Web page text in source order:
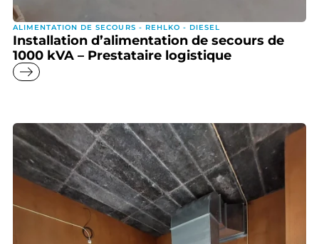
ALIMENTATION DE SECOURS - REHLKO - DIESEL
Installation d’alimentation de secours de
1000 kVA – Prestataire logistique
east